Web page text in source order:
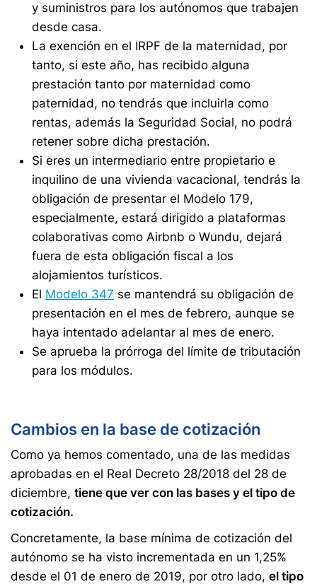
y suministros para los autónomos que trabajen
desde casa.
La exención en el IRPF de la maternidad, por
tanto, si este año, has recibido alguna
prestación tanto por maternidad como
paternidad, no tendrás que incluirla como
rentas, además la Seguridad Social, no podrá
retener sobre dicha prestación.
Si eres un intermediario entre propietario e
inquilino de una vivienda vacacional, tendrás la
obligación de presentar el Modelo 179,
especialmente, estará dirigido a plataformas
colaborativas como Airbnb o Wundu, dejará
fuera de esta obligación fiscal a los
alojamientos turísticos.
El Modelo 347 se mantendrá su obligación de
presentación en el mes de febrero, aunque se
haya intentado adelantar al mes de enero.
Se aprueba la prórroga del límite de tributación
para los módulos.
Cambios en la base de cotización
Como ya hemos comentado, una de las medidas
aprobadas en el Real Decreto 28/2018 del 28 de
diciembre, tiene que ver con las bases y el tipo de
cotización.
Concretamente, la base mínima de cotización del
autónomo se ha visto incrementada en un 1,25%
desde el 01 de enero de 2019, por otro lado, el tipo